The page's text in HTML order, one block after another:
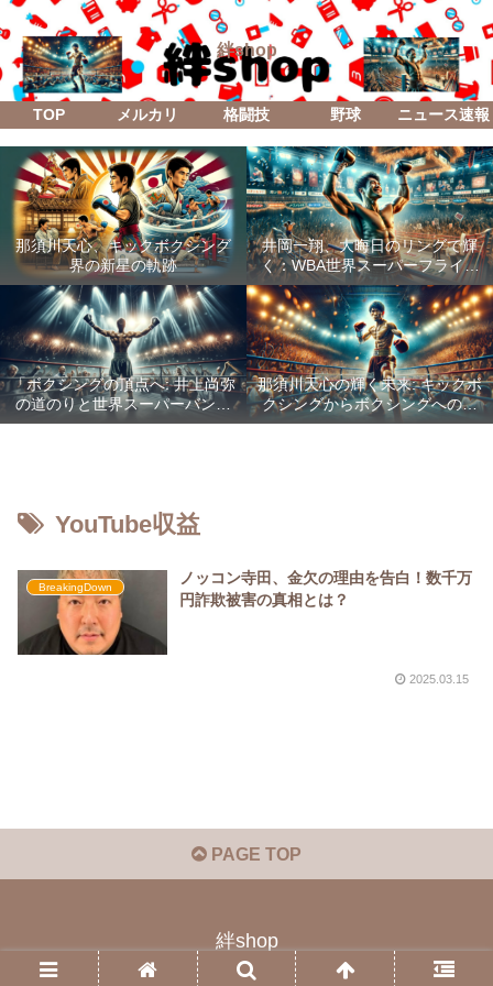
絆shop
TOP メルカリ 格闘技 野球 ニュース速報
那須川天心、キックボクシング
界の新星の軌跡
井岡一翔、大晦日のリングで輝
く：WBA世界スーパーフライ級
防衛戦「Lifetime Boxing Fights
18」
「ボクシングの頂点へ: 井上尚弥
の道のりと世界スーパーバンタ
ム級統一戦の全貌」
那須川天心の輝く未来: キックボ
クシングからボクシングへの成
功した転身
YouTube収益
BreakingDown
ノッコン寺田、金欠の理由を告白！数千万
円詐欺被害の真相とは？
2025.03.15
PAGE TOP
絆shop
© 2023 絆shop.